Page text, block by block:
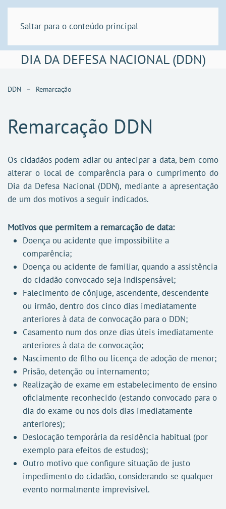
Saltar para o conteúdo principal
DIA DA DEFESA NACIONAL (DDN)
DDN Remarcação
Remarcação DDN
Os cidadãos podem adiar ou antecipar a data, bem como
alterar o local de comparência para o cumprimento do
Dia da Defesa Nacional (DDN), mediante a apresentação
de um dos motivos a seguir indicados.
Motivos que permitem a remarcação de data:
Doença ou acidente que impossibilite a
comparência;
Doença ou acidente de familiar, quando a assistência
do cidadão convocado seja indispensável;
Falecimento de cônjuge, ascendente, descendente
ou irmão, dentro dos cinco dias imediatamente
anteriores à data de convocação para o DDN;
Casamento num dos onze dias úteis imediatamente
anteriores à data de convocação;
Nascimento de filho ou licença de adoção de menor;
Prisão, detenção ou internamento;
Realização de exame em estabelecimento de ensino
oficialmente reconhecido (estando convocado para o
dia do exame ou nos dois dias imediatamente
anteriores);
Deslocação temporária da residência habitual (por
exemplo para efeitos de estudos);
Outro motivo que configure situação de justo
impedimento do cidadão, considerando-se qualquer
evento normalmente imprevisível.